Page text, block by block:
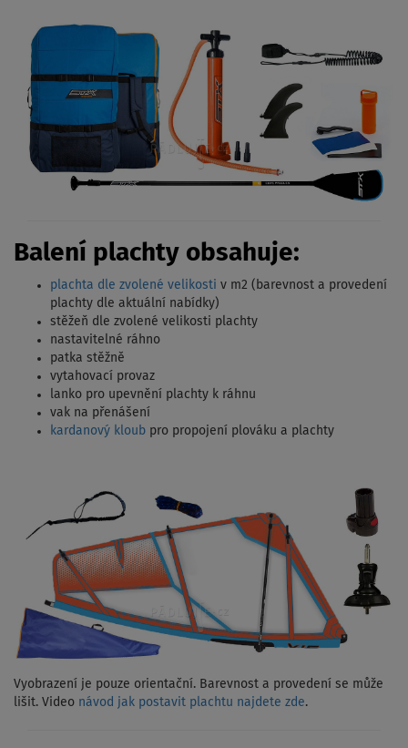
Balení plachty obsahuje:
plachta dle zvolené velikosti v m2 (barevnost a provedení
plachty dle aktuální nabídky)
stěžeň dle zvolené velikosti plachty
nastavitelné ráhno
patka stěžně
vytahovací provaz
lanko pro upevnění plachty k ráhnu
vak na přenášení
kardanový kloub pro propojení plováku a plachty
Vyobrazení je pouze orientační. Barevnost a provedení se může
lišit. Video návod jak postavit plachtu najdete zde.